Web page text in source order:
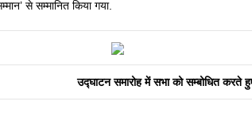
से सम्मानित किया गया.
उद्घाटन समारोह में सभा को सम्बोधित करते